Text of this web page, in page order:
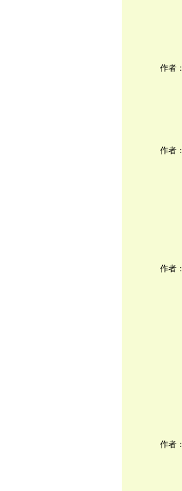
作者：
作者：
作者：
作者：